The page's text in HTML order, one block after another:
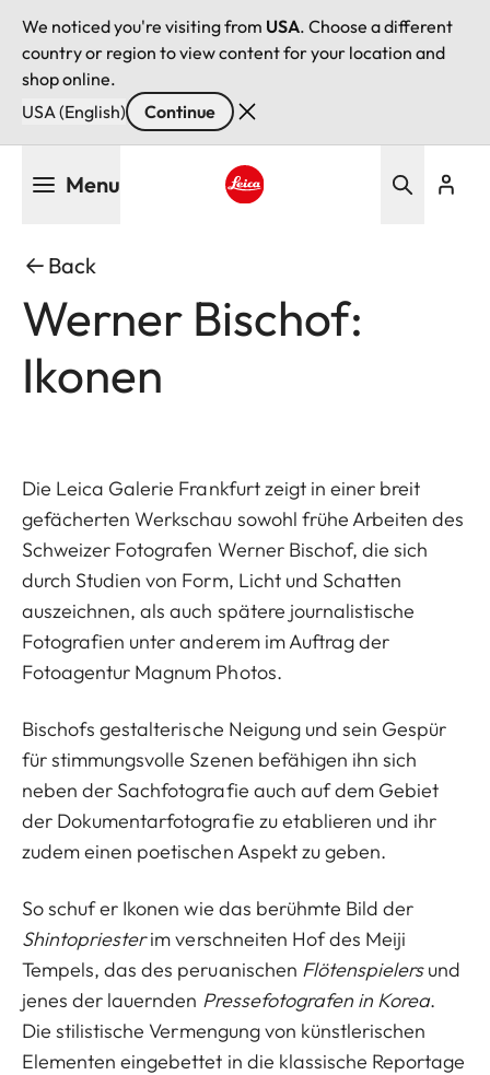
We noticed you're visiting from USA. Choose a different
country or region to view content for your location and
shop online.
USA (English)
Continue
Menu
Back
Werner Bischof:
Ikonen
Die Leica Galerie Frankfurt zeigt in einer breit
gefächerten Werkschau sowohl frühe Arbeiten des
Schweizer Fotografen Werner Bischof, die sich
durch Studien von Form, Licht und Schatten
auszeichnen, als auch spätere journalistische
Fotografien unter anderem im Auftrag der
Fotoagentur Magnum Photos.
Bischofs gestalterische Neigung und sein Gespür
für stimmungsvolle Szenen befähigen ihn sich
neben der Sachfotografie auch auf dem Gebiet
der Dokumentarfotografie zu etablieren und ihr
zudem einen poetischen Aspekt zu geben.
So schuf er Ikonen wie das berühmte Bild der
Shintopriesterim verschneiten Hof des Meiji
Tempels, das des peruanischen Flötenspielersund
jenes der lauernden Pressefotografen in Korea.
Die stilistische Vermengung von künstlerischen
Elementen eingebettet in die klassische Reportage